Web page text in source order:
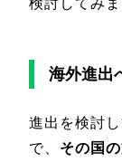
検討してみま
海外進出
進出を検討
で、 その国